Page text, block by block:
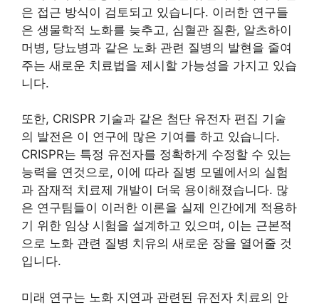
은 접근 방식이 검토되고 있습니다. 이러한 연구들
은 생물학적 노화를 늦추고, 심혈관 질환, 알츠하이
머병, 당뇨병과 같은 노화 관련 질병의 발현을 줄여
주는 새로운 치료법을 제시할 가능성을 가지고 있습
니다.
또한, CRISPR 기술과 같은 첨단 유전자 편집 기술
의 발전은 이 연구에 많은 기여를 하고 있습니다.
CRISPR는 특정 유전자를 정확하게 수정할 수 있는
능력을 연것으로, 이에 따라 질병 모델에서의 실험
과 잠재적 치료제 개발이 더욱 용이해졌습니다. 많
은 연구팀들이 이러한 이론을 실제 인간에게 적용하
기 위한 임상 시험을 설계하고 있으며, 이는 근본적
으로 노화 관련 질병 치유의 새로운 장을 열어줄 것
입니다.
미래 연구는 노화 지연과 관련된 유전자 치료의 안